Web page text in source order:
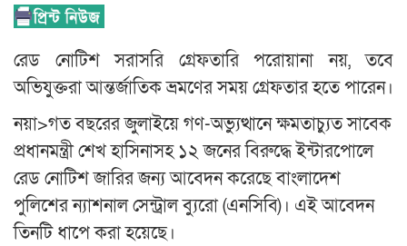
রেড নোটিশ সরাসরি গ্রেফতারি পরোয়ানা নয়, তবে
অভিযুক্তরা আন্তর্জাতিক ভ্রমণের সময় গ্রেফতার হতে পারেন।
নয়া>গত বছরের জুলাইয়ে গণ-অভ্যুত্থানে ক্ষমতাচ্যুত সাবেক
প্রধানমন্ত্রী শেখ হাসিনাসহ ১২ জনের বিরুদ্ধে ইন্টারপোলে
রেড নোটিশ জারির জন্য আবেদন করেছে বাংলাদেশ
পুলিশের ন্যাশনাল সেন্ট্রাল ব্যুরো (এনসিবি)। এই আবেদন
তিনটি ধাপে করা হয়েছে।